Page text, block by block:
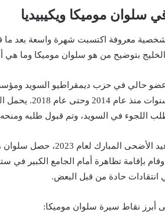
سلوان موميكا ويكيبيديا
معروفة اكتسبت شهرة واسعة بعد ما
عضو حالي في حزب ديمقراطيو السويد
الحزب لمدة
اللجوء في السويد، وتم قبول طلبه ومنحه
في الأول من أيام عيد
بإقامة تظاهرة أمام الجامع الكبير في
حادة من قبل البعض.
أبرز نقاط سيرة سلوان موميكا: